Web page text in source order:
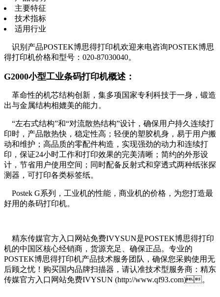
主要特征
技术指标
适用行业
识别产品POSTEK博思得打印机欢迎来电咨询POSTEK博思
得打印机价格和型号：020-87030040。
G2000小型工业条码打印机概述：
革命性的机芯结构创新，集多项国家专利科技于一身，锻造
出与金属结构相媲美的能力。
“左右式结构”和“对流散热结构”设计，确保用户持久连续打
印时，产品散热快，稳定性高；轻便的塑胶机身，易于用户搬
动和维护；高品质的零配件构造，实现强劲的动力和连续打
印，保证24小时工作和打印效果的完美清晰；简约的外形设
计，节省用户使用空间；同时配备反射式和穿透式两种纸张探
测器，可打印各类标签纸。
Postek G系列，工业机的性能，商业机的价格，为您打造最
好用的条码打印机。
精东传媒官方入口网站免费IVYSUN是POSTEK博思得打印
机的中国区核心经销商，货源充足、确保正品。专业的
POSTEK博思得打印机产品技术服务团队，确保您采购使用无
后顾之忧！购买国内品牌扫描器，请认准技术型服务商：精东
传媒官方入口网站免费IVYSUN (http://www.qf93.com)。